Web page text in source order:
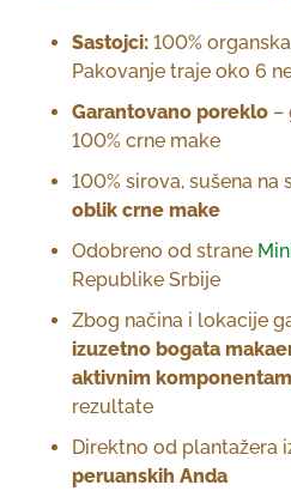
Sastojci: 100%
Pakovanje traje oko 6
Garantovano poreklo –
100% crne make
100% sirova, sušena na
oblik crne make
Odobreno od strane
Republike Srbije
Zbog načina i lokacije
izuzetno bogata
aktivnim
rezultate
Direktno od plantažera
peruanskih Anda